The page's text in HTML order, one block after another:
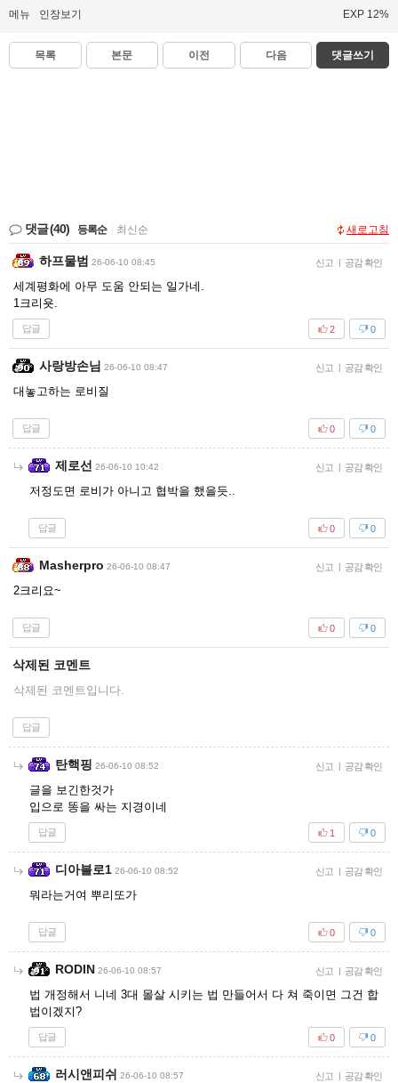
메뉴 인장보기 EXP 12%
목록 본문 이전 다음 댓글쓰기
댓글(40) 등록순 최신순 새로고침
하프물범 26-06-10 08:45 신고 | 공감 확인
세계평화에 아무 도움 안되는 일가네.
1크리욧.
답글 0
2
사랑방손님 26-06-10 08:47 신고 | 공감 확인
대놓고하는 로비질
답글 0
0
제로선 26-06-10 10:42 신고 | 공감 확인
저정도면 로비가 아니고 협박을 했을듯..
답글 0
0
Masherpro 26-06-10 08:47 신고 | 공감 확인
2크리요~
답글 0
0
삭제된 코멘트
삭제된 코멘트입니다.
답글
탄핵핑 26-06-10 08:52 신고 | 공감 확인
글을 보긴한것가
입으로 똥을 싸는 지경이네
답글 0
1
디아블로1 26-06-10 08:52 신고 | 공감 확인
뭐라는거여 뿌리또가
답글 0
0
RODIN 26-06-10 08:57 신고 | 공감 확인
법 개정해서 니네 3대 몰살 시키는 법 만들어서 다 쳐 죽이면 그건 합
법이겠지?
답글 0
0
러시앤피쉬 26-06-10 08:57 신고 | 공감 확인